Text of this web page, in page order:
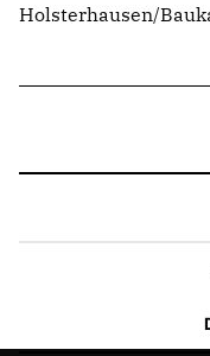
Holsterhausen/